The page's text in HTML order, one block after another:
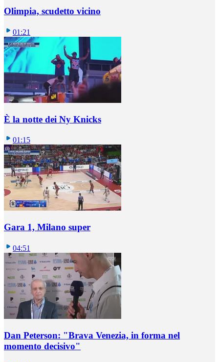
Olimpia, scudetto vicino
01:21
È la notte dei Ny Knicks
01:15
Gara 1, Milano super
04:51
Dan Peterson: "Brava Venezia, in forma nel
momento decisivo"